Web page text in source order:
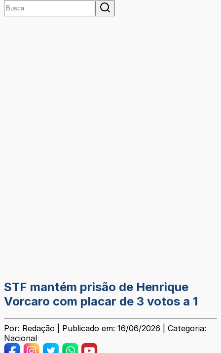
STF mantém prisão de Henrique
Vorcaro com placar de 3 votos a 1
Por: Redação | Publicado em: 16/06/2026 | Categoria:
Nacional